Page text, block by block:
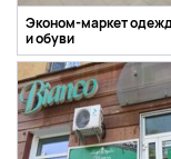
Эконом-маркет
и обуви